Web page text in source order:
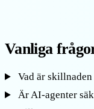
Vanliga
Vad är
Är AI-agenter